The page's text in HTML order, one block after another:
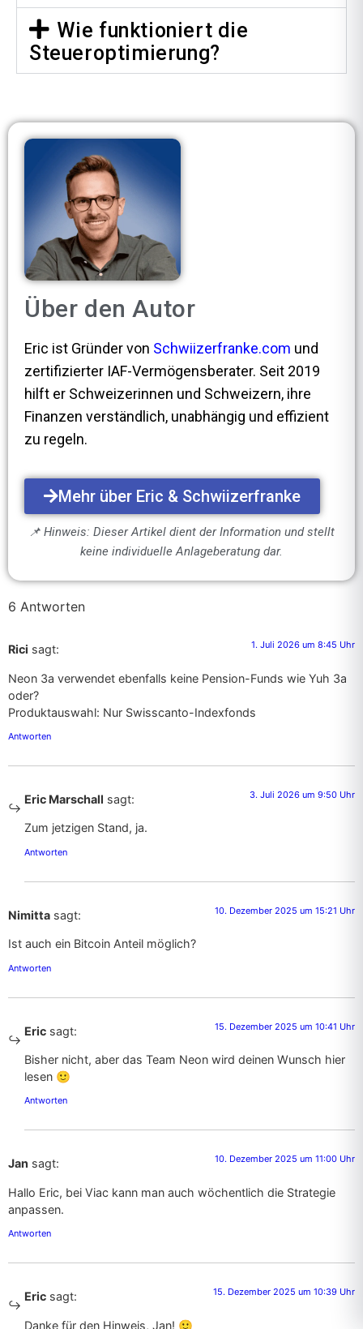
Wie funktioniert die
Steueroptimierung?
Über den Autor
Eric ist Gründer von Schwiizerfranke.com und
zertifizierter IAF-Vermögensberater. Seit 2019
hilft er Schweizerinnen und Schweizern, ihre
Finanzen verständlich, unabhängig und effizient
zu regeln.
Mehr über Eric & Schwiizerfranke
📌 Hinweis: Dieser Artikel dient der Information und stellt
keine individuelle Anlageberatung dar.
6 Antworten
Rici sagt: 1. Juli 2026 um 8:45 Uhr
Neon 3a verwendet ebenfalls keine Pension-Funds wie Yuh 3a
oder?
Produktauswahl: Nur Swisscanto-Indexfonds
Antworten
Eric Marschall sagt: 3. Juli 2026 um 9:50 Uhr
Zum jetzigen Stand, ja.
Antworten
Nimitta sagt: 10. Dezember 2025 um 15:21 Uhr
Ist auch ein Bitcoin Anteil möglich?
Antworten
Eric sagt: 15. Dezember 2025 um 10:41 Uhr
Bisher nicht, aber das Team Neon wird deinen Wunsch hier
lesen 🙂
Antworten
Jan sagt: 10. Dezember 2025 um 11:00 Uhr
Hallo Eric, bei Viac kann man auch wöchentlich die Strategie
anpassen.
Antworten
Eric sagt: 15. Dezember 2025 um 10:39 Uhr
Danke für den Hinweis, Jan! 🙂